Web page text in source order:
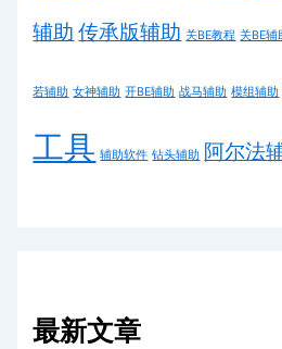
辅助 传承版辅助 关BE教程 关BE辅
若辅助 女神辅助 开BE辅助 战马辅助 模组辅助
工具 辅助软件 钻头辅助 阿尔法
最新文章